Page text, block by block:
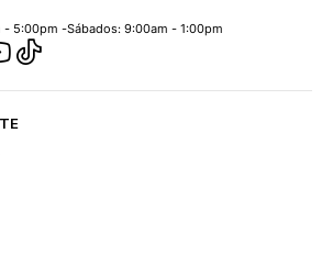
- 5:00pm -Sábados: 9:00am - 1:00pm